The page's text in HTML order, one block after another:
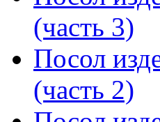
(часть 3)
Посол
(часть 2)